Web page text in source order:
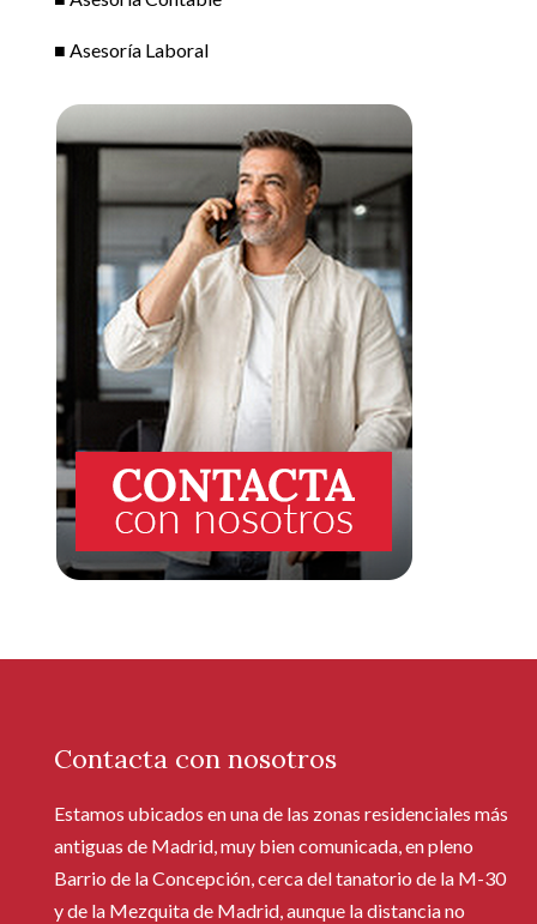
■ Asesoría Laboral
Contacta con nosotros
Estamos ubicados en una de las zonas residenciales más
antiguas de Madrid, muy bien comunicada, en pleno
Barrio de la Concepción, cerca del tanatorio de la M-30
y de la Mezquita de Madrid, aunque la distancia no